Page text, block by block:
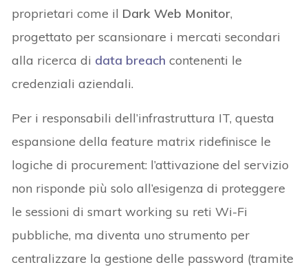
proprietari come il Dark Web Monitor,
progettato per scansionare i mercati secondari
alla ricerca di data breach contenenti le
credenziali aziendali.
Per i responsabili dell’infrastruttura IT, questa
espansione della feature matrix ridefinisce le
logiche di procurement: l’attivazione del servizio
non risponde più solo all’esigenza di proteggere
le sessioni di smart working su reti Wi-Fi
pubbliche, ma diventa uno strumento per
centralizzare la gestione delle password (tramite